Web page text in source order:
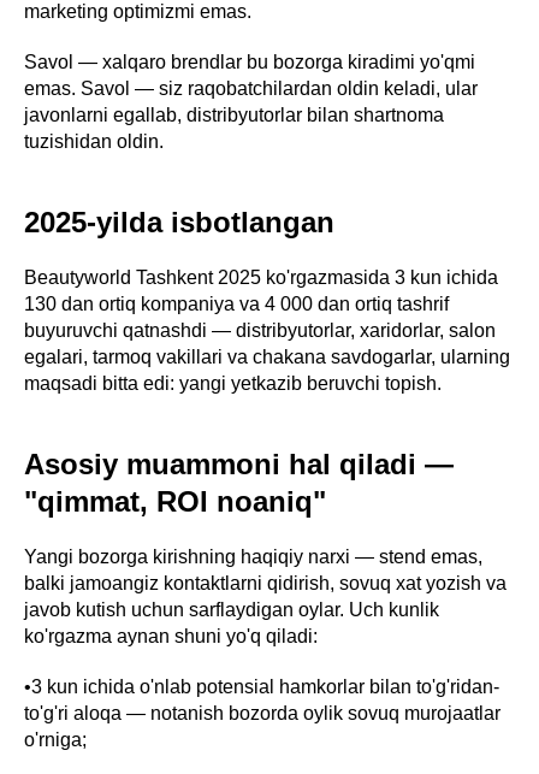
marketing optimizmi emas.
Savol — xalqaro brendlar bu bozorga kiradimi yo'qmi
emas. Savol — siz raqobatchilardan oldin keladi, ular
javonlarni egallab, distribyutorlar bilan shartnoma
tuzishidan oldin.
2025-yilda isbotlangan
Beautyworld Tashkent 2025 ko'rgazmasida 3 kun ichida
130 dan ortiq kompaniya va 4 000 dan ortiq tashrif
buyuruvchi qatnashdi — distribyutorlar, xaridorlar, salon
egalari, tarmoq vakillari va chakana savdogarlar, ularning
maqsadi bitta edi: yangi yetkazib beruvchi topish.
Asosiy muammoni hal qiladi —
"qimmat, ROI noaniq"
Yangi bozorga kirishning haqiqiy narxi — stend emas,
balki jamoangiz kontaktlarni qidirish, sovuq xat yozish va
javob kutish uchun sarflaydigan oylar. Uch kunlik
ko'rgazma aynan shuni yo'q qiladi:
•3 kun ichida o'nlab potensial hamkorlar bilan to'g'ridan-
to'g'ri aloqa — notanish bozorda oylik sovuq murojaatlar
o'rniga;